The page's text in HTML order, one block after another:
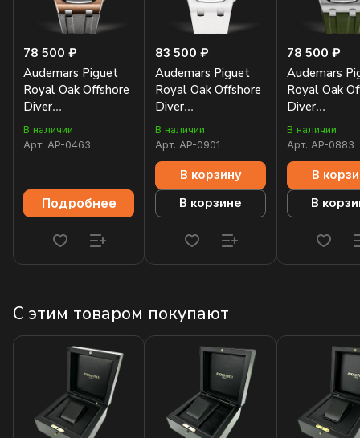
78 500 ₽
Audemars Piguet
Royal Oak Offshore
Diver
15711OI.OO.A006CA.01
В наличии
Арт. AP-0463
Подробнее
83 500 ₽
Audemars Piguet
Royal Oak Offshore
Diver
15707CB.OO.A010CA.01
В наличии
Арт. AP-0901
В корзину
В корзине
78 500 ₽
Audemars
Royal Oak
Diver
В наличии
Арт. AP-0883
В
В
С этим товаром покупают